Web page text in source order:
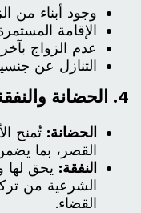
وجود أبناء من
الإقامة
عدم الزواج
التنازل عن
4. الحضانة والنفقة
الحضانة: تُمنح
القصر، بما
النفقة: يحق لها
الشرعية من
القضاء.